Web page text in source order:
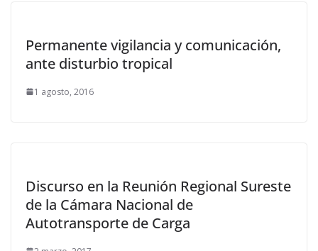
Permanente vigilancia y comunicación,
ante disturbio tropical
1 agosto, 2016
Discurso en la Reunión Regional Sureste
de la Cámara Nacional de
Autotransporte de Carga